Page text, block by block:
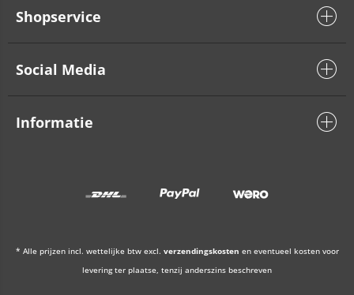
Shopservice
Social Media
Informatie
* Alle prijzen incl. wettelijke btw excl. verzendingskosten en eventueel kosten voor
levering ter plaatse, tenzij anderszins beschreven